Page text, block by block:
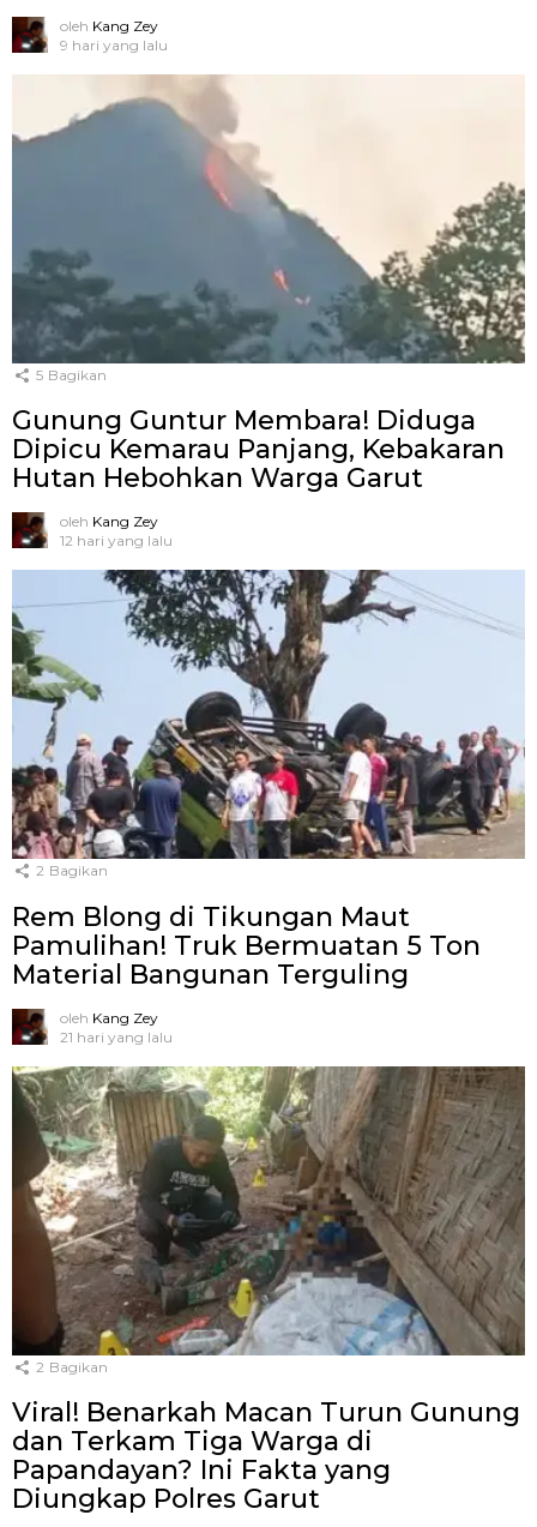
oleh Kang Zey
9 hari yang lalu
5 Bagikan
Gunung Guntur Membara! Diduga
Dipicu Kemarau Panjang, Kebakaran
Hutan Hebohkan Warga Garut
oleh Kang Zey
12 hari yang lalu
2 Bagikan
Rem Blong di Tikungan Maut
Pamulihan! Truk Bermuatan 5 Ton
Material Bangunan Terguling
oleh Kang Zey
21 hari yang lalu
2 Bagikan
Viral! Benarkah Macan Turun Gunung
dan Terkam Tiga Warga di
Papandayan? Ini Fakta yang
Diungkap Polres Garut